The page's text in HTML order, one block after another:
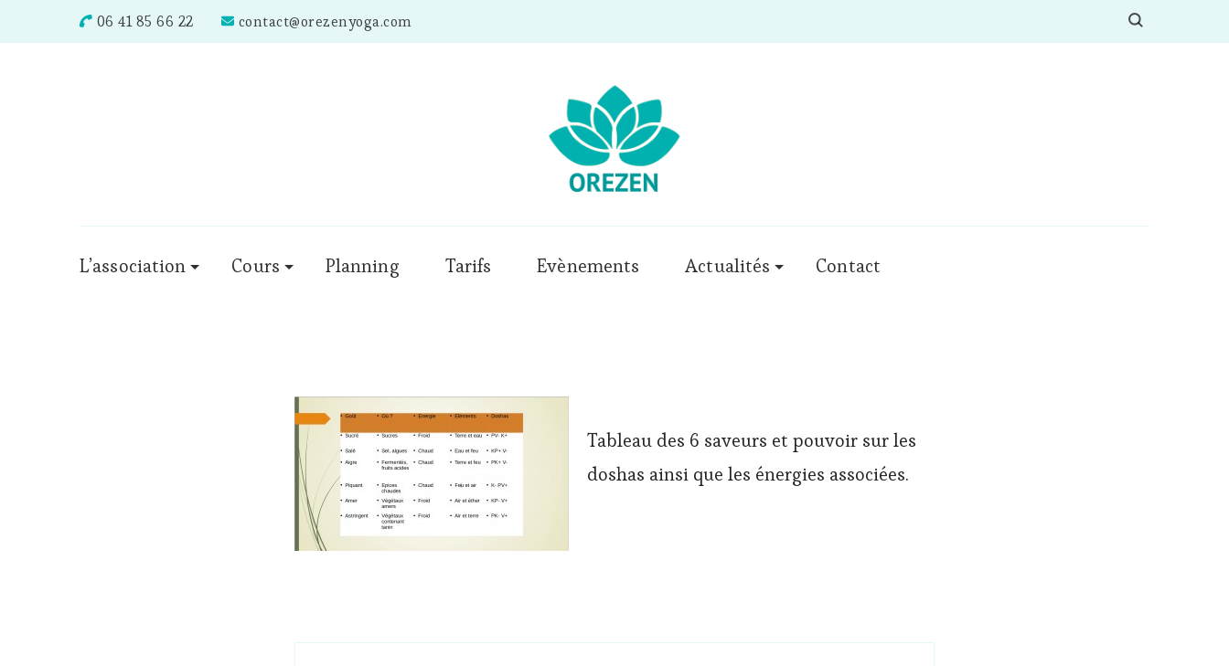
06 41 85 66 22 contact@orezenyoga.com
L’association Cours Planning Tarifs Evènements Actualités Contact
Tableau des 6 saveurs et pouvoir sur les
doshas ainsi que les énergies associées.